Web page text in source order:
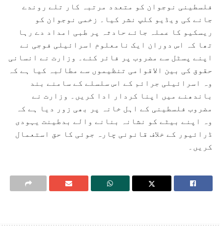
فلسطینی نوجوان کو متعدد مرتبہ کار تلے روندے
جانے کی ویڈیو کلپ نشر کیا۔ زخمی نوجوان کو
ریسکیو کا عملہ جائے حادثہ پر طبی امداد دے رہا
تھا کہ اس دوران ایک نامعلوم اسرائیلی فوجی نے
اپنے پسٹل سے مضروب پر فائر کئے۔ وزارت نے انسانی
حقوق کی بین الاقوامی تنظیموں سے مطالبہ کیا ہے کہ
وہ اسرائیلی جرائم کے اس سلسلے کے سامنے بند
باندھنے میں اپنا کردار ادا کریں۔ وزارت نے
مضروب فلسطینی کے اہل خانہ پر بھی زور دیا ہے کہ
وہ اپنے بیٹے کو نشانہ بنانے والے بدطینت یہودی
ڈرائیور کے خلاف قانونی چارہ جوئی کا حق استعمال
کریں۔